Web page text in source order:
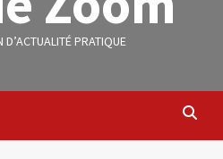
D’ACTUALITÉ PRATIQUE